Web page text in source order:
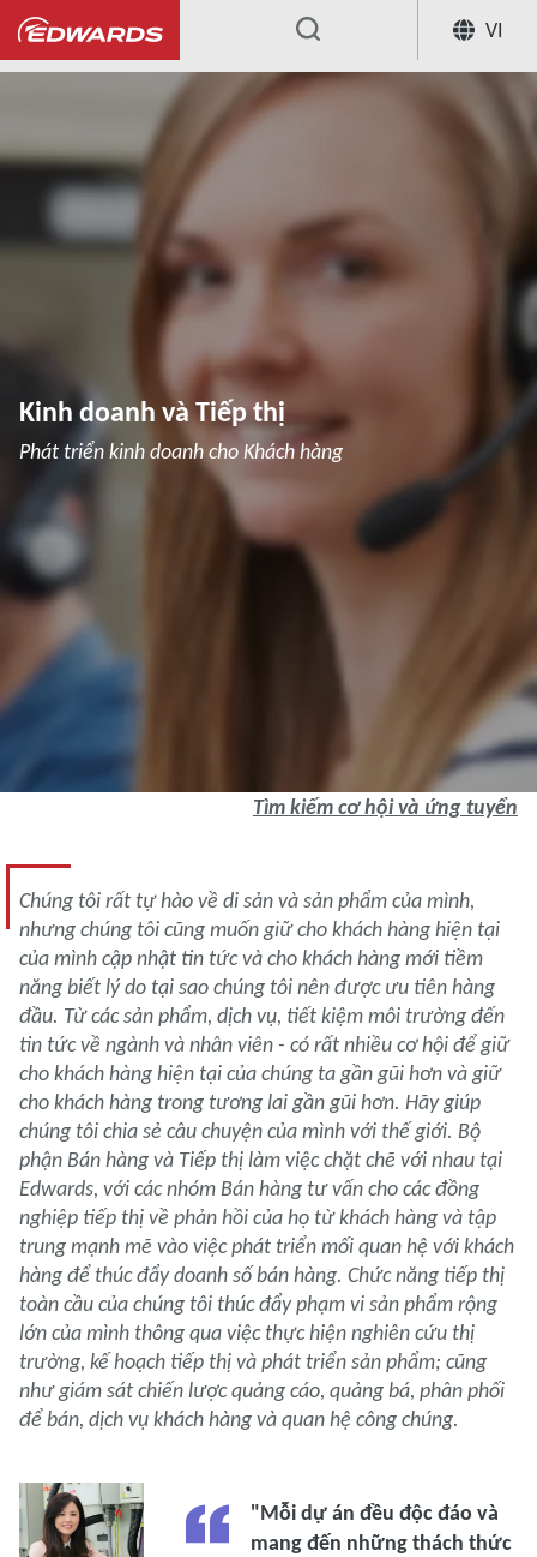
VI
...
Kinh doanh và Tiếp thị
Phát triển kinh doanh cho Khách hàng
Tìm kiếm cơ hội và ứng tuyển
Chúng tôi rất tự hào về di sản và sản phẩm của mình,
nhưng chúng tôi cũng muốn giữ cho khách hàng hiện tại
của mình cập nhật tin tức và cho khách hàng mới tiềm
năng biết lý do tại sao chúng tôi nên được ưu tiên hàng
đầu. Từ các sản phẩm, dịch vụ, tiết kiệm môi trường đến
tin tức về ngành và nhân viên - có rất nhiều cơ hội để giữ
cho khách hàng hiện tại của chúng ta gần gũi hơn và giữ
cho khách hàng trong tương lai gần gũi hơn. Hãy giúp
chúng tôi chia sẻ câu chuyện của mình với thế giới. Bộ
phận Bán hàng và Tiếp thị làm việc chặt chẽ với nhau tại
Edwards, với các nhóm Bán hàng tư vấn cho các đồng
nghiệp tiếp thị về phản hồi của họ từ khách hàng và tập
trung mạnh mẽ vào việc phát triển mối quan hệ với khách
hàng để thúc đẩy doanh số bán hàng. Chức năng tiếp thị
toàn cầu của chúng tôi thúc đẩy phạm vi sản phẩm rộng
lớn của mình thông qua việc thực hiện nghiên cứu thị
trường, kế hoạch tiếp thị và phát triển sản phẩm; cũng
như giám sát chiến lược quảng cáo, quảng bá, phân phối
để bán, dịch vụ khách hàng và quan hệ công chúng.
"Mỗi dự án đều độc đáo và
mang đến những thách thức